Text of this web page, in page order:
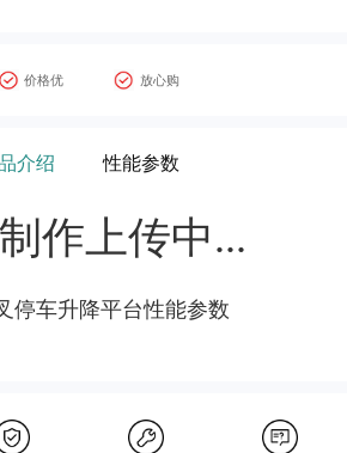
价格优 放心购
介绍 性能参数
作上传中...
停车升降平台性能参数